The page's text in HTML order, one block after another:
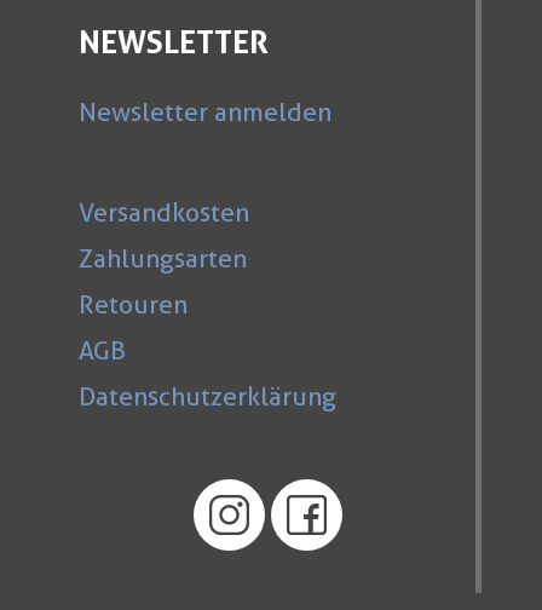
NEWSLETTER
Newsletter anmelden
Versandkosten
Zahlungsarten
Retouren
AGB
Datenschutzerklärung